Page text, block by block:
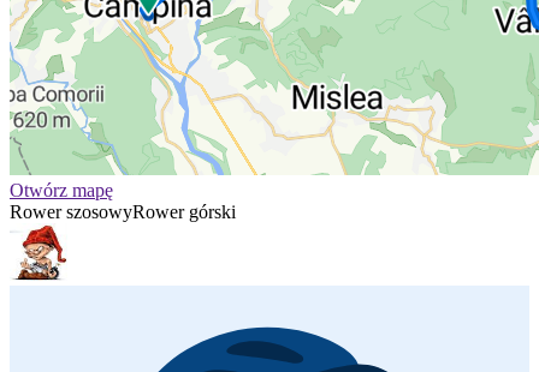
Otwórz mapę
Rower szosowyRower górski